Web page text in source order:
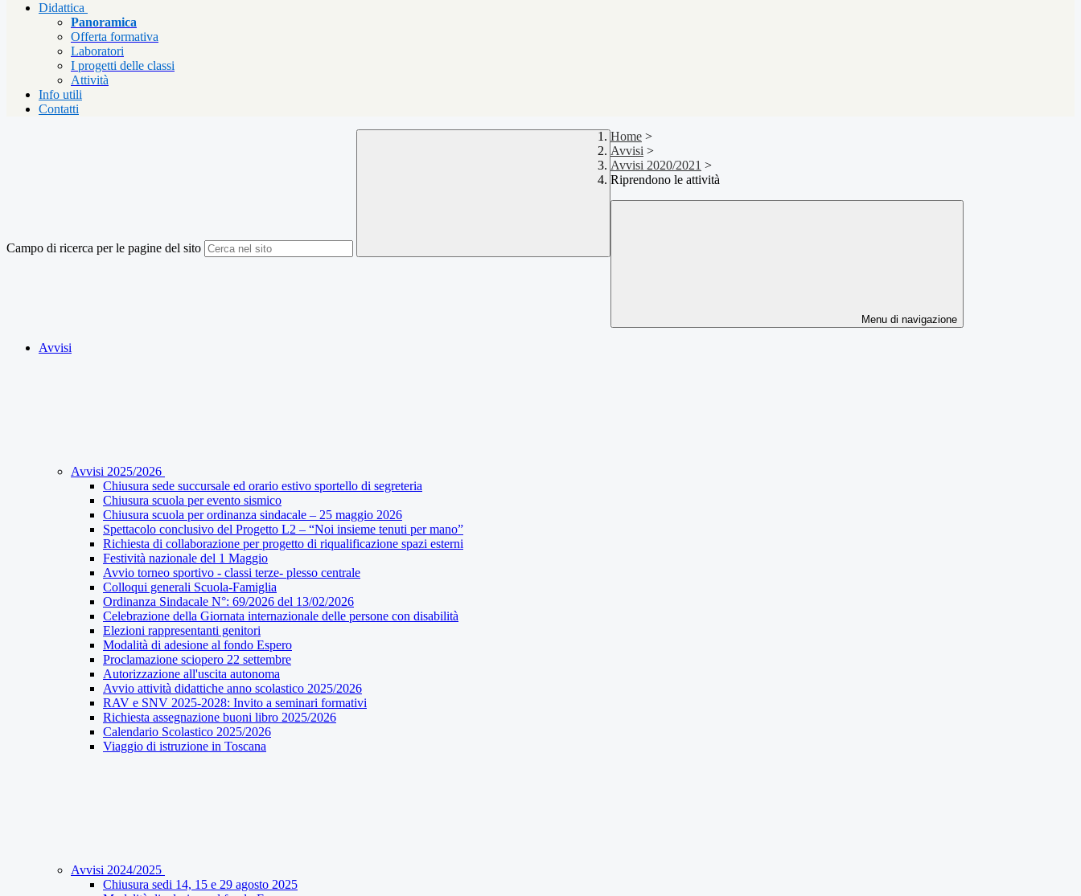
Didattica
Panoramica
Offerta formativa
Laboratori
I progetti delle classi
Attività
Info utili
Contatti
Campo di ricerca per le pagine del sito
Home >
Avvisi >
Avvisi 2020/2021 >
Riprendono le attività
Menu di navigazione
Avvisi
Avvisi 2025/2026
Chiusura sede succursale ed orario estivo sportello di segreteria
Chiusura scuola per evento sismico
Chiusura scuola per ordinanza sindacale – 25 maggio 2026
Spettacolo conclusivo del Progetto L2 – “Noi insieme tenuti per mano”
Richiesta di collaborazione per progetto di riqualificazione spazi esterni
Festività nazionale del 1 Maggio
Avvio torneo sportivo - classi terze- plesso centrale
Colloqui generali Scuola-Famiglia
Ordinanza Sindacale N°: 69/2026 del 13/02/2026
Celebrazione della Giornata internazionale delle persone con disabilità
Elezioni rappresentanti genitori
Modalità di adesione al fondo Espero
Proclamazione sciopero 22 settembre
Autorizzazione all'uscita autonoma
Avvio attività didattiche anno scolastico 2025/2026
RAV e SNV 2025-2028: Invito a seminari formativi
Richiesta assegnazione buoni libro 2025/2026
Calendario Scolastico 2025/2026
Viaggio di istruzione in Toscana
Avvisi 2024/2025
Chiusura sedi 14, 15 e 29 agosto 2025